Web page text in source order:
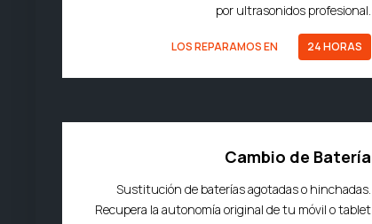
por ultrasonidos profesional.
LOS REPARAMOS EN 24 HORAS
Cambio de Batería
Sustitución de baterías agotadas o hinchadas.
Recupera la autonomía original de tu móvil o tablet